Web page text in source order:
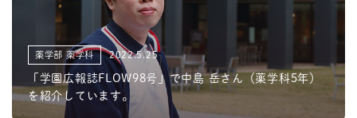
薬学部 薬学科 2022.5.25
「学園広報誌FLOW98号」で中島 岳さん（薬学科5年）
を紹介しています。